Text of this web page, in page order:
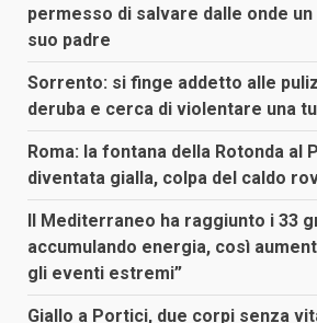
permesso di salvare dalle onde un
suo padre
Sorrento: si finge addetto alle
deruba e cerca di violentare una
Roma: la fontana della Rotonda al
diventata gialla, colpa del caldo
Il Mediterraneo ha raggiunto i 33
accumulando energia, così
gli eventi estremi”
Giallo a Portici, due corpi senza